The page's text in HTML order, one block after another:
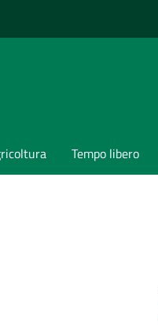
Tempo libero